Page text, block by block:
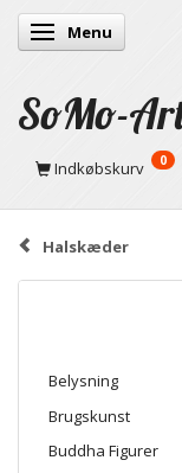
Skifte navigation
Menu
SoMo-
Indkøbskurv 0
Halskæder
Belysning
Brugskunst
Buddha Figurer